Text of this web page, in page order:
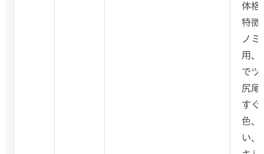
体格
特徴
ノ
用、
でツ
尻尾
すぐ
色、
い、